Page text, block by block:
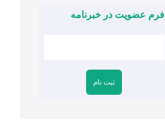
فرم عضویت در خبرنامه